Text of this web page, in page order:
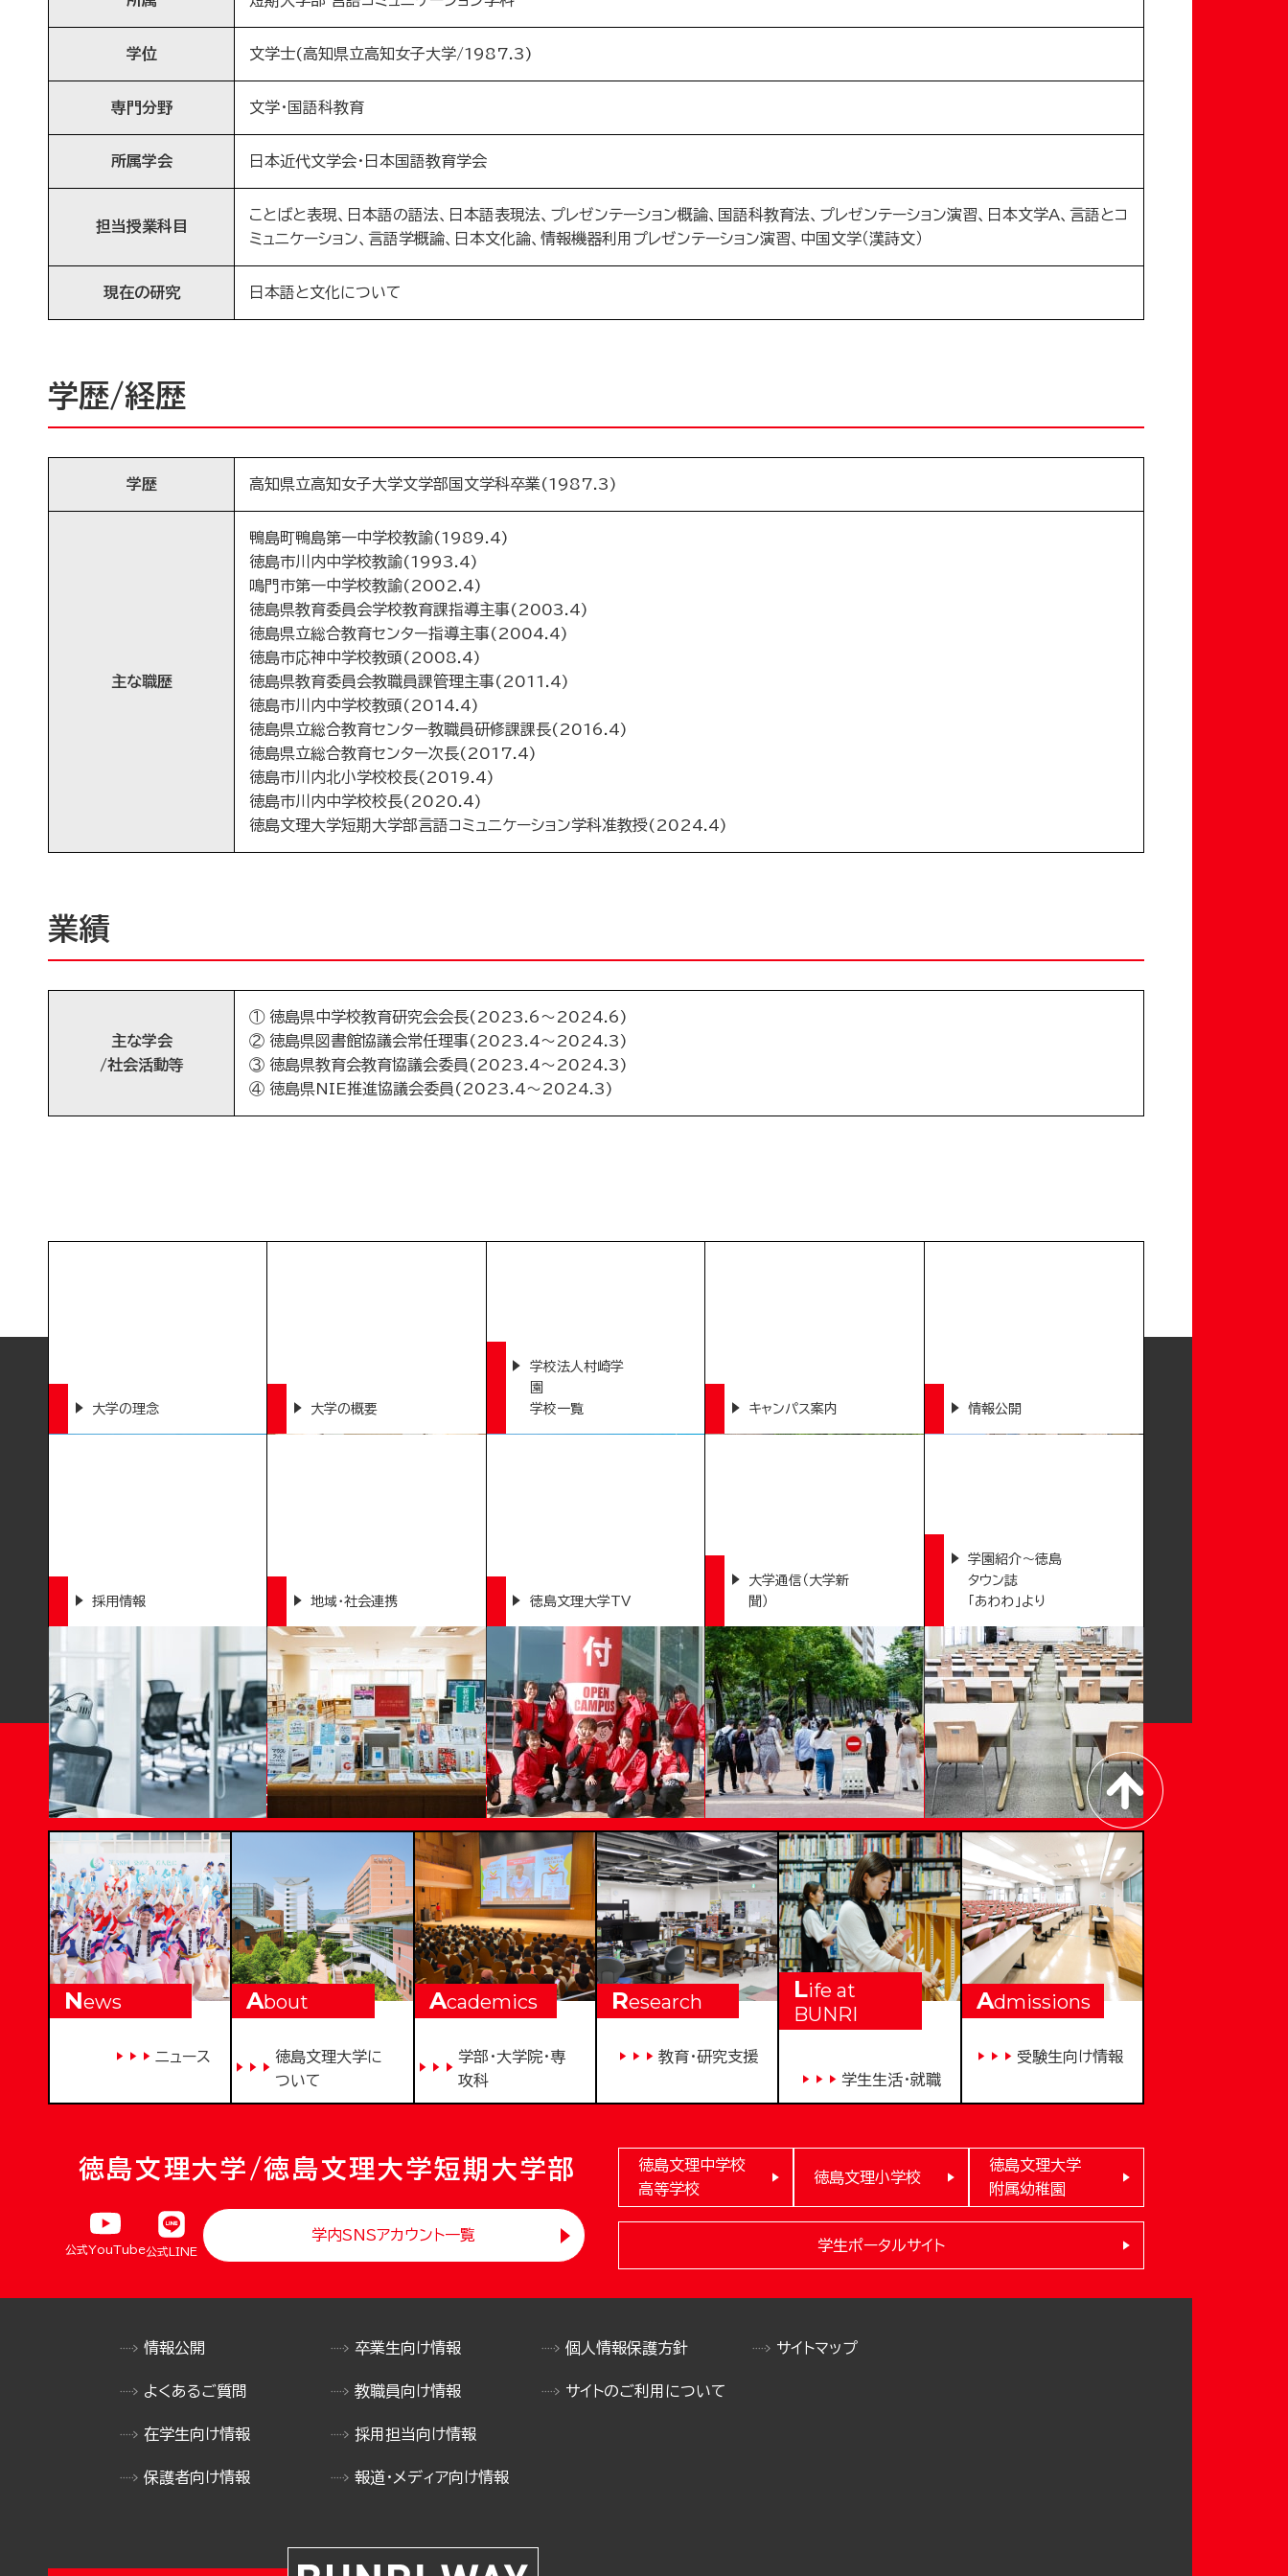
学位 文学士(高知県立高知女子大学/1987.3)
専門分野 文学・国語科教育
所属学会 日本近代文学会・日本国語教育学会
担当授業科目
ことばと表現、日本語の語法、日本語表現法、プレゼンテーション概論、国語科教育法、プレゼンテーション演習、日本文学A、言語とコ
ミュニケーション、言語学概論、日本文化論、情報機器利用プレゼンテーション演習、中国文学（漢詩文）
現在の研究 日本語と文化について
学歴/経歴
学歴 高知県立高知女子大学文学部国文学科卒業(1987.3)
主な職歴
鴨島町鴨島第一中学校教諭(1989.4)
徳島市川内中学校教諭(1993.4)
鳴門市第一中学校教諭(2002.4)
徳島県教育委員会学校教育課指導主事(2003.4)
徳島県立総合教育センター指導主事(2004.4)
徳島市応神中学校教頭(2008.4)
徳島県教育委員会教職員課管理主事(2011.4)
徳島市川内中学校教頭(2014.4)
徳島県立総合教育センター教職員研修課課長(2016.4)
徳島県立総合教育センター次長(2017.4)
徳島市川内北小学校校長(2019.4)
徳島市川内中学校校長(2020.4)
徳島文理大学短期大学部言語コミュニケーション学科准教授(2024.4)
業績
主な学会
/社会活動等
① 徳島県中学校教育研究会会長(2023.6～2024.6)
② 徳島県図書館協議会常任理事(2023.4～2024.3)
③ 徳島県教育会教育協議会委員(2023.4～2024.3)
④ 徳島県NIE推進協議会委員(2023.4～2024.3)
大学の理念 大学の概要
学校法人村崎学
園
学校一覧
キャンパス案内 情報公開
採用情報 地域・社会連携 徳島文理大学TV
大学通信（大学新
聞）
学園紹介～徳島
タウン誌
「あわわ」より
TOKUSHIMA BUNRI UNIVERSITY
News
ニュース
About
徳島文理大学に
ついて
Academics
学部・大学院・専
攻科
Research
教育・研究支援
Life at
BUNRI
学生生活・就職
Admissions
受験生向け情報
徳島文理大学/徳島文理大学短期大学部
公式YouTube公式LINE
学内SNSアカウント一覧
徳島文理中学校
高等学校
徳島文理小学校
徳島文理大学
附属幼稚園
学生ポータルサイト
情報公開
よくあるご質問
在学生向け情報
保護者向け情報
卒業生向け情報
教職員向け情報
採用担当向け情報
報道・メディア向け情報
個人情報保護方針
サイトのご利用について
サイトマップ